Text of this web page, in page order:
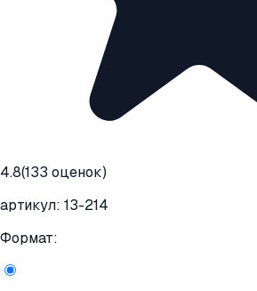
4.8(133 оценок)
артикул: 13-214
Формат: